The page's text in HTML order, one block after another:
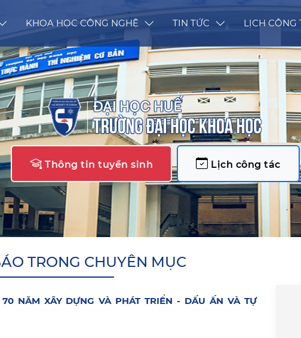
KHOA HỌC CÔNG NGHỆ TIN TỨC LỊCH CÔNG
Thông tin tuyển sinh Lịch công tác
TRONG CHUYÊN MỤC
NĂM XÂY DỰNG VÀ PHÁT TRIỂN - DẤU ẤN VÀ TỰ